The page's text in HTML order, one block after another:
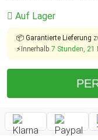
Auf Lager
📦 Garantierte Lieferung
⚡Innerhalb 7 Stunden, 21